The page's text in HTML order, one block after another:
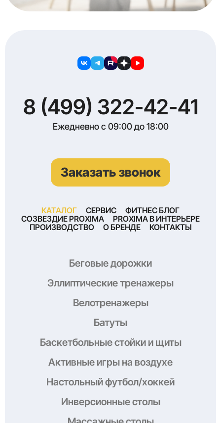
8 (499) 322-42-41
Ежедневно с 09:00 до 18:00
Заказать звонок
КАТАЛОГ СЕРВИС
ФИТНЕС БЛОГ
СОЗВЕЗДИЕ PROXIMA
PROXIMA В ИНТЕРЬЕРЕ
ПРОИЗВОДСТВО
О БРЕНДЕ КОНТАКТЫ
Беговые дорожки
Эллиптические тренажеры
Велотренажеры
Батуты
Баскетбольные стойки и щиты
Активные игры на воздухе
Настольный футбол/хоккей
Инверсионные столы